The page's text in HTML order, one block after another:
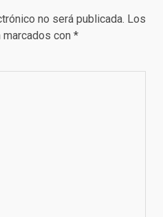
no será publicada. Los
con *